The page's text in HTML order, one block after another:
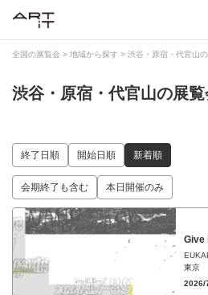
全国の展覧会 > 地域から探す > 渋谷・原宿・代官山
渋谷・原宿・代官山の展覧
終了日順 開始日順 新着順
会期終了も含む 本日開催のみ
Give
東京
2026/